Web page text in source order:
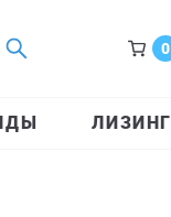
0
ЛИЗИНГ